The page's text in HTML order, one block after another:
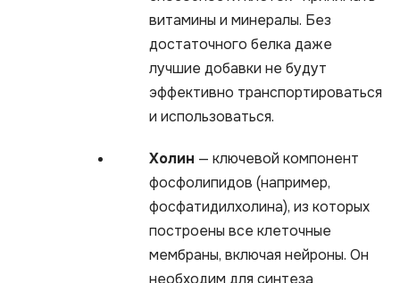
витамины и минералы. Без
достаточного белка даже
лучшие добавки не будут
эффективно транспортироваться
и использоваться.
Холин — ключевой компонент
фосфолипидов (например,
фосфатидилхолина), из которых
построены все клеточные
мембраны, включая нейроны. Он
необходим для синтеза